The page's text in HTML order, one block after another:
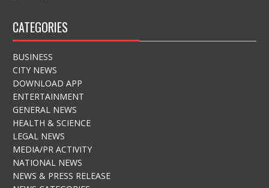
CATEGORIES
BUSINESS
CITY NEWS
DOWNLOAD APP
ENTERTAINMENT
GENERAL NEWS
HEALTH & SCIENCE
LEGAL NEWS
MEDIA/PR ACTIVITY
NATIONAL NEWS
NEWS & PRESS RELEASE